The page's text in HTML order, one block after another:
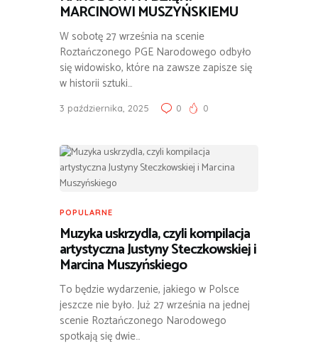
MARCINOWI MUSZYŃSKIEMU
W sobotę 27 września na scenie
Roztańczonego PGE Narodowego odbyło
się widowisko, które na zawsze zapisze się
w historii sztuki…
3 października, 2025 0 0
POPULARNE
Muzyka uskrzydla, czyli kompilacja
artystyczna Justyny Steczkowskiej i
Marcina Muszyńskiego
To będzie wydarzenie, jakiego w Polsce
jeszcze nie było. Już 27 września na jednej
scenie Roztańczonego Narodowego
spotkają się dwie…